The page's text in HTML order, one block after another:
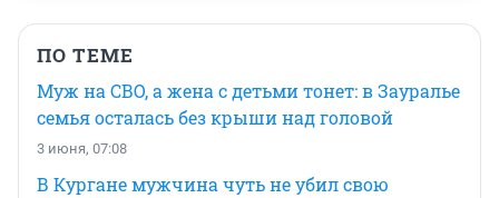
ПО ТЕМЕ
Муж на СВО, а жена с детьми тонет: в Зауралье
семья осталась без крыши над головой
3 июня, 07:08
В Кургане мужчина чуть не убил свою